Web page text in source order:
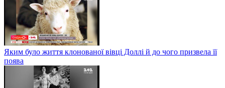
Яким було життя клонованої вівці Доллі й до чого призвела її
поява